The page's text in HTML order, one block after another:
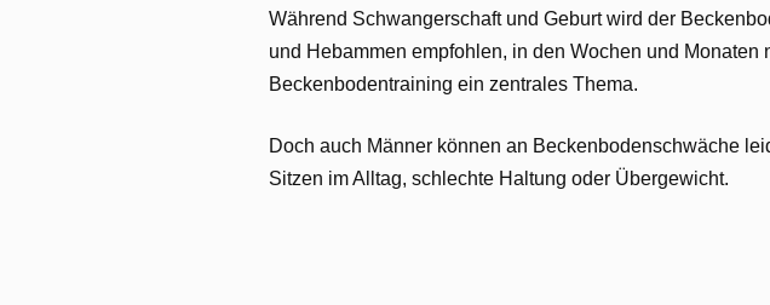
Während Schwangerschaft und Geburt wird der
und Hebammen empfohlen, in den Wochen und
Beckenbodentraining ein zentrales Thema.
Doch auch Männer können an Beckenbodenschwäche
Sitzen im Alltag, schlechte Haltung oder Übergewicht.